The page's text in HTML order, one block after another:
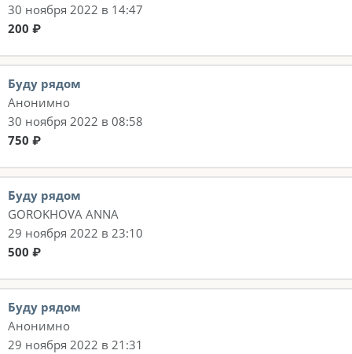
30 ноября 2022 в 14:47
200 ₽
Буду рядом
Анонимно
30 ноября 2022 в 08:58
750 ₽
Буду рядом
GOROKHOVA ANNA
29 ноября 2022 в 23:10
500 ₽
Буду рядом
Анонимно
29 ноября 2022 в 21:31